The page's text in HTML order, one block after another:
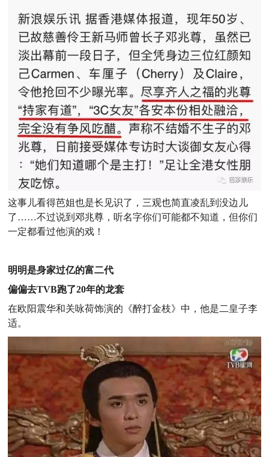
这事儿看得芭姐也是长见识了，三观也简直凌乱到没边儿
了……不过说到邓兆尊，听名字你们可能都不知道，但你们
一定都看过他演的戏！
明明是身家过亿的富二代
偏偏去TVB跑了20年的龙套
在欧阳震华和关咏荷饰演的《醉打金枝》中，他是二皇子李
适。